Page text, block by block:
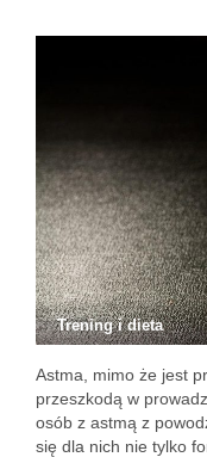
Trening i dieta
Astma, mimo że jest
przeszkodą w
osób z astmą z
się dla nich nie tylko